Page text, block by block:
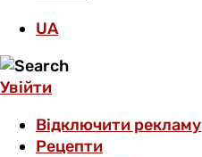
UA
Увійти
Відключити рекламу
Рецепти